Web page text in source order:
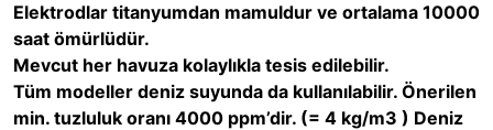
Elektrodlar titanyumdan mamuldur ve ortalama 10000
saat ömürlüdür.
Mevcut her havuza kolaylıkla tesis edilebilir.
Tüm modeller deniz suyunda da kullanılabilir. Önerilen
min. tuzluluk oranı 4000 ppm’dir. (= 4 kg/m3 ) Deniz